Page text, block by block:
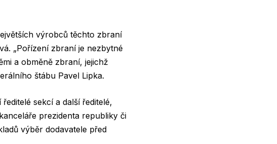
výrobců těchto zbraní
„Pořízení zbraní je nezbytné
a obměně zbraní, jejichž
štábu Pavel Lipka.
sekcí a další ředitelé,
prezidenta republiky či
výběr dodavatele před